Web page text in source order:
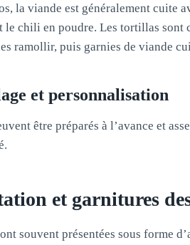
la viande est généralement cuite
le chili en poudre. Les tortillas sont
ramollir, puis garnies de viande
et personnalisation
être préparés à l’avance et
et garnitures
souvent présentées sous forme